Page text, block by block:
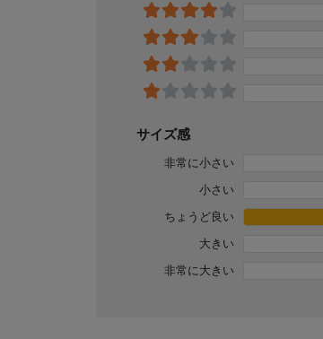
サイズ感
非常に小さい
小さい
ちょうど良い
大きい
非常に大きい